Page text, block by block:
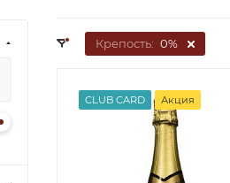
Крепость: 0%
CLUB CARD Акция